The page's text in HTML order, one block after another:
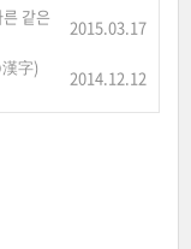
같은
2015.03.17
字)
2014.12.12